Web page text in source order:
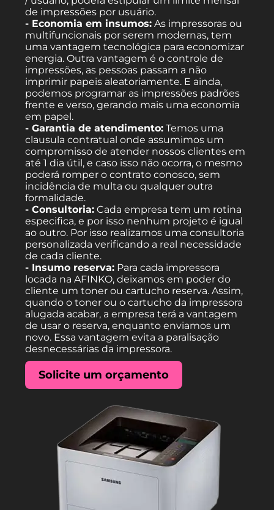
de impressões por usuário.
- Economia em insumos: As impressoras ou
multifuncionais por serem modernas, tem
uma vantagem tecnológica para economizar
energia. Outra vantagem é o controle de
impressões, as pessoas passam a não
imprimir papeis aleatoriamente. E ainda,
podemos programar as impressões padrões
frente e verso, gerando mais uma economia
em papel.
- Garantia de atendimento: Temos uma
clausula contratual onde assumimos um
compromisso de atender nossos clientes em
até 1 dia útil, e caso isso não ocorra, o mesmo
poderá romper o contrato conosco, sem
incidência de multa ou qualquer outra
formalidade.
- Consultoria: Cada empresa tem um rotina
especifica, e por isso nenhum projeto é igual
ao outro. Por isso realizamos uma consultoria
personalizada verificando a real necessidade
de cada cliente.
- Insumo reserva: Para cada impressora
locada na AFINKO, deixamos em poder do
cliente um toner ou cartucho reserva. Assim,
quando o toner ou o cartucho da impressora
alugada acabar, a empresa terá a vantagem
de usar o reserva, enquanto enviamos um
novo. Essa vantagem evita a paralisação
desnecessárias da impressora.
Solicite um orçamento